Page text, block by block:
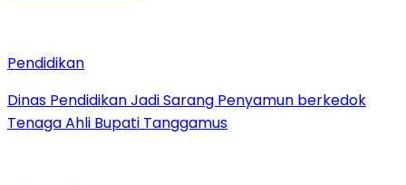
Pendidikan
Dinas Pendidikan Jadi Sarang Penyamun berkedok
Tenaga Ahli Bupati Tanggamus